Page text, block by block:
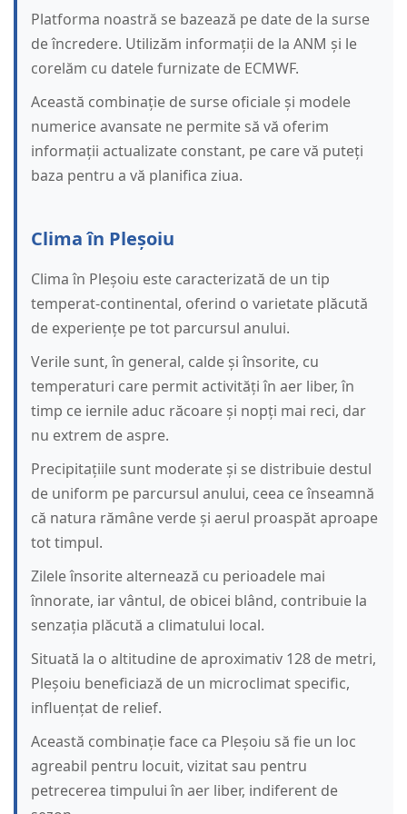
Platforma noastră se bazează pe date de la surse
de încredere. Utilizăm informații de la ANM și le
corelăm cu datele furnizate de ECMWF.
Această combinație de surse oficiale și modele
numerice avansate ne permite să vă oferim
informații actualizate constant, pe care vă puteți
baza pentru a vă planifica ziua.
Clima în Pleșoiu
Clima în Pleșoiu este caracterizată de un tip
temperat-continental, oferind o varietate plăcută
de experiențe pe tot parcursul anului.
Verile sunt, în general, calde și însorite, cu
temperaturi care permit activități în aer liber, în
timp ce iernile aduc răcoare și nopți mai reci, dar
nu extrem de aspre.
Precipitațiile sunt moderate și se distribuie destul
de uniform pe parcursul anului, ceea ce înseamnă
că natura rămâne verde și aerul proaspăt aproape
tot timpul.
Zilele însorite alternează cu perioadele mai
înnorate, iar vântul, de obicei blând, contribuie la
senzația plăcută a climatului local.
Situată la o altitudine de aproximativ 128 de metri,
Pleșoiu beneficiază de un microclimat specific,
influențat de relief.
Această combinație face ca Pleșoiu să fie un loc
agreabil pentru locuit, vizitat sau pentru
petrecerea timpului în aer liber, indiferent de